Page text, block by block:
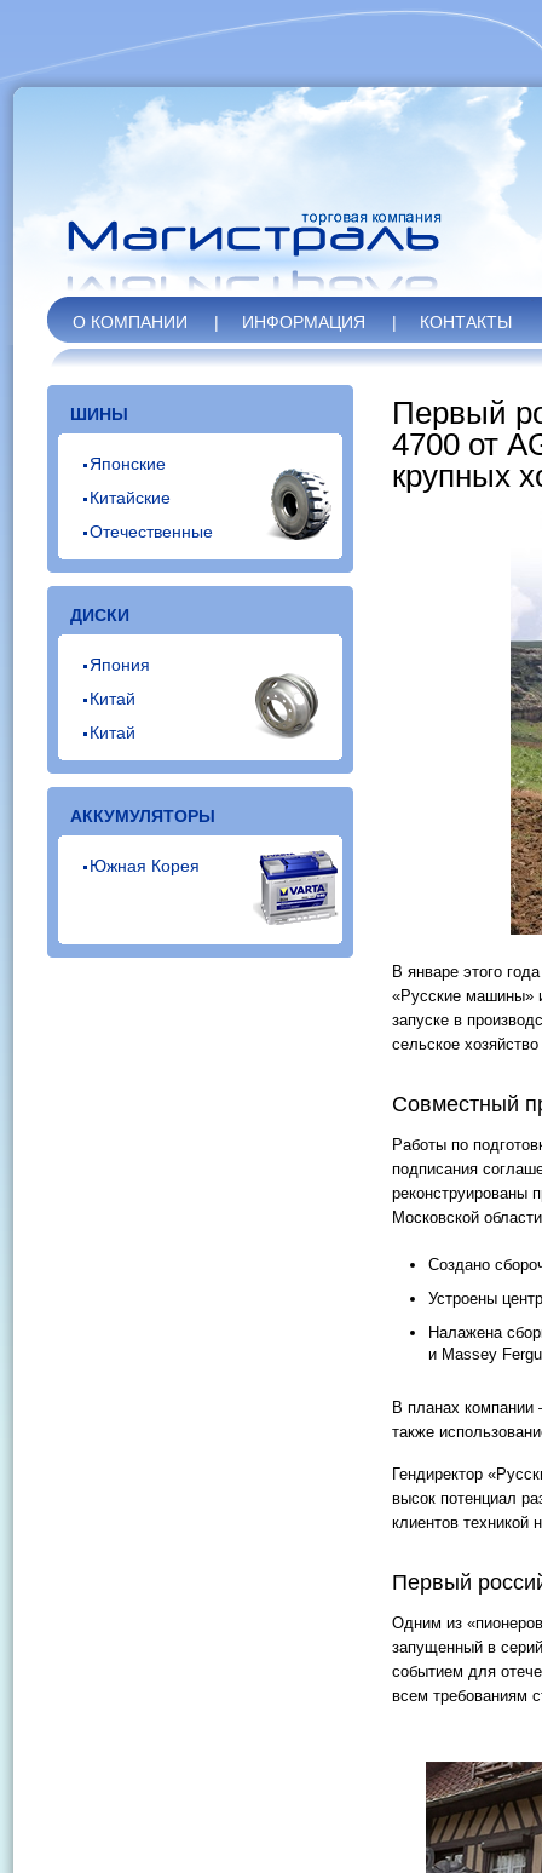
О КОМПАНИИ | ИНФОРМАЦИЯ | КОНТАКТЫ
ШИНЫ
Японские
Китайские
Отечественные
ДИСКИ
Япония
Китай
Китай
АККУМУЛЯТОРЫ
Южная Корея
Первый
4700 от
крупных
В январе этого
«Русские машины»
запуске в
сельское
Совместный
Работы по
подписания
реконструированы
Московской
Создано
Устроены
Налажена
и Massey
В планах
также
Гендиректор
высок потенциал
клиентов техникой
Первый
Одним из
запущенный в
событием для
всем требованиям